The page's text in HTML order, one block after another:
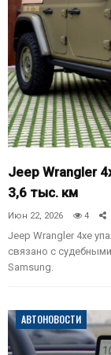
Jeep Wrangler
3,6 тыс. км
Июн 22, 2026 4
Jeep Wrangler 4xe
связано с
Samsung.
АВТОНОВОСТИ